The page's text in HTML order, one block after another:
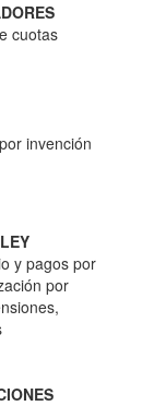
cuotas
invención
y pagos por
por